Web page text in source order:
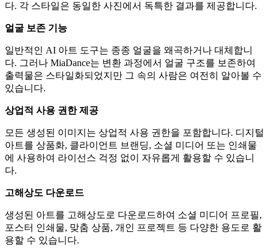
다. 각 스타일은 동일한 사진에서 독특한 결과를 제공합니다.
얼굴 보존 기능
일반적인 AI 아트 도구는 종종 얼굴을 왜곡하거나 대체합니
다. 그러나 MiaDance는 변환 과정에서 얼굴 구조를 보존하여
출력물은 스타일화되었지만 그 속의 사람은 여전히 알아볼 수
있습니다.
상업적 사용 권한 제공
모든 생성된 이미지는 상업적 사용 권한을 포함합니다. 디지털
아트를 상품화, 클라이언트 브랜딩, 소셜 미디어 또는 인쇄물
에 사용하여 라이선스 걱정 없이 자유롭게 활용할 수 있습니
다.
고해상도 다운로드
생성된 아트를 고해상도로 다운로드하여 소셜 미디어 프로필,
포스터 인쇄물, 맞춤 상품, 개인 프로젝트 등 다양한 용도로 활
용할 수 있습니다.